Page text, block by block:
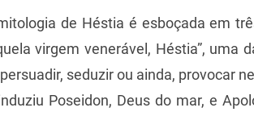
de Héstia é esboçada em
virgem venerável, Héstia”, uma
seduzir ou ainda, provocar
Poseidon, Deus do mar, e